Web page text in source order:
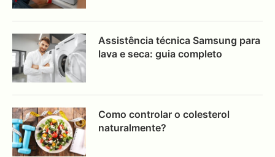
Assistência técnica Samsung para
lava e seca: guia completo
Como controlar o colesterol
naturalmente?